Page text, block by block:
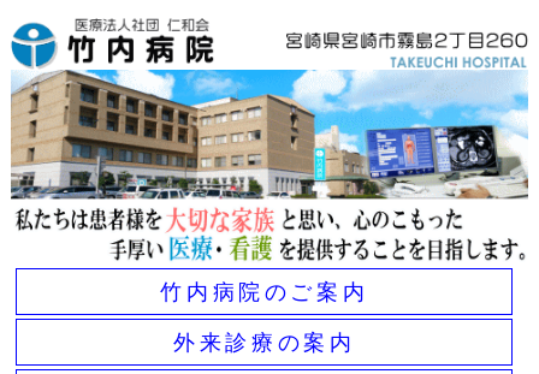
竹内病院のご案内
外来診療の案内